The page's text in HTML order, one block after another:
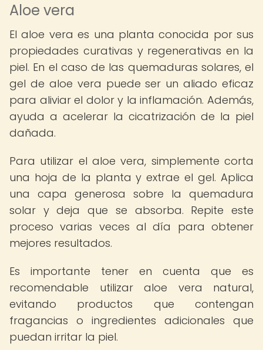
Aloe vera
El aloe vera es una planta conocida por sus
propiedades curativas y regenerativas en la
piel. En el caso de las quemaduras solares, el
gel de aloe vera puede ser un aliado eficaz
para aliviar el dolor y la inflamación. Además,
ayuda a acelerar la cicatrización de la piel
dañada.
Para utilizar el aloe vera, simplemente corta
una hoja de la planta y extrae el gel. Aplica
una capa generosa sobre la quemadura
solar y deja que se absorba. Repite este
proceso varias veces al día para obtener
mejores resultados.
Es importante tener en cuenta que es
recomendable utilizar aloe vera natural,
evitando productos que contengan
fragancias o ingredientes adicionales que
puedan irritar la piel.